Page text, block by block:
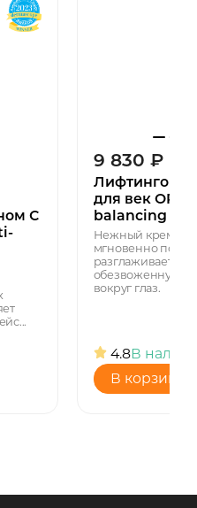
С
9 830 ₽
для век
balancing
Нежный крем-
мгновенно
разглаживает
обезвоженную и
вокруг глаз.
4.8В
В корзину